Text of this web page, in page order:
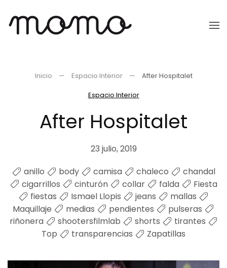
Ir
Inicio Espacio Interior
After Hospitalet
Espacio Interior
After Hospitalet
23 julio, 2019
anillo
body camisa chaleco
chandal
cigarrillos
cinturón collar falda
Fiesta
fiestas
Ismael Llopis jeans
mallas
Maquillaje
medias pendientes
pulseras
riñonera
shootersfilmlab shorts
tirantes
Top
transparencias Zapatillas